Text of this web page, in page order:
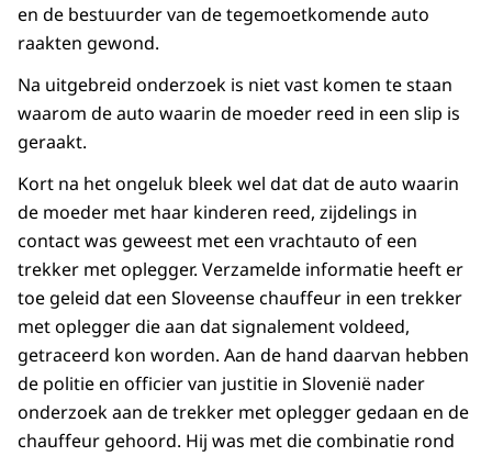
en de bestuurder van de tegemoetkomende auto
raakten gewond.
Na uitgebreid onderzoek is niet vast komen te staan
waarom de auto waarin de moeder reed in een slip is
geraakt.
Kort na het ongeluk bleek wel dat dat de auto waarin
de moeder met haar kinderen reed, zijdelings in
contact was geweest met een vrachtauto of een
trekker met oplegger. Verzamelde informatie heeft er
toe geleid dat een Sloveense chauffeur in een trekker
met oplegger die aan dat signalement voldeed,
getraceerd kon worden. Aan de hand daarvan hebben
de politie en officier van justitie in Slovenië nader
onderzoek aan de trekker met oplegger gedaan en de
chauffeur gehoord. Hij was met die combinatie rond